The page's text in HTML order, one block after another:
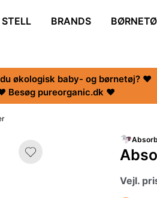
STELL BRANDS
økologisk baby- og børnetøj? ♥
Besøg pureorganic.dk ♥
Vejl.